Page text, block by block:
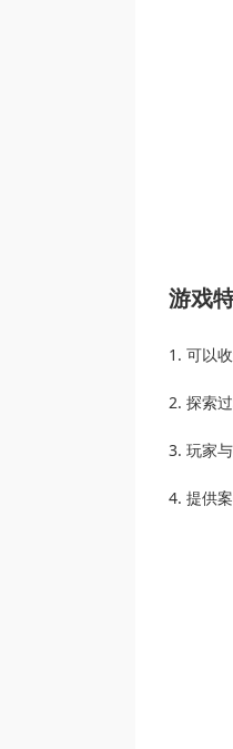
游戏
1. 可以
2. 探索
3. 玩家
4. 提供